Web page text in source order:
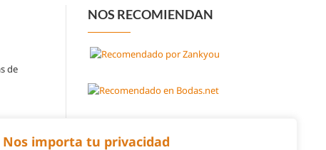
Nos importa tu privacidad
de
NOS RECOMIENDAN